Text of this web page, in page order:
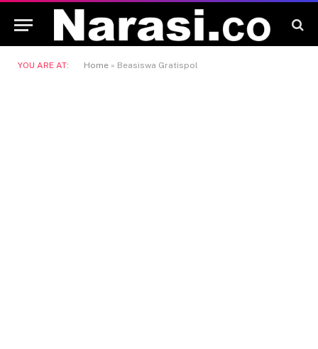
YOU ARE AT: Home » Beasiswa Gratispol